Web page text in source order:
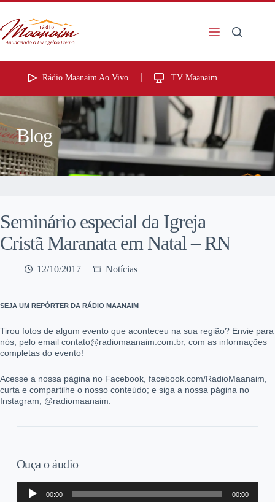
Rádio Maanaim Ao Vivo TV Maanaim
Blog
Seminário especial da Igreja
Cristã Maranata em Natal – RN
12/10/2017 Notícias
SEJA UM REPÓRTER DA RÁDIO MAANAIM
Tirou fotos de algum evento que aconteceu na sua região? Envie para
nós, pelo email contato@radiomaanaim.com.br, com as informações
completas do evento!
Acesse a nossa página no Facebook, facebook.com/RadioMaanaim,
curta e compartilhe o nosso conteúdo; e siga a nossa página no
Instagram, @radiomaanaim.
Ouça o áudio
Tocador
00:00 00:00